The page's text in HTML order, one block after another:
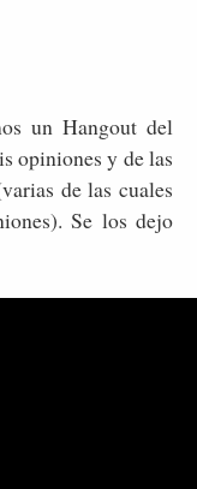
un Hangout del
opiniones y de las
de las cuales
Se los dejo